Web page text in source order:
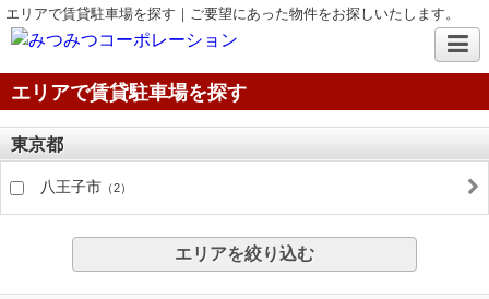
エリアで賃貸駐車場を探す｜ご要望にあった物件をお探しいたします。
エリアで賃貸駐車場を探す
東京都
八王子市 （2）
エリアを絞り込む